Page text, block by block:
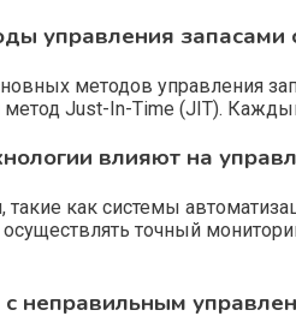
управления запасами
методов управления
Just-In-Time (JIT).
влияют на
как системы
точный
неправильным